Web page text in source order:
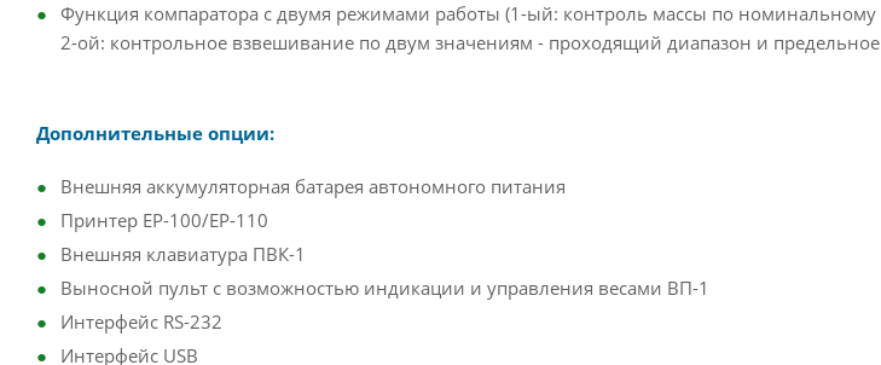
Функция компаратора с двумя режимами работы (1-ый: контроль массы по
2-ой: контрольное взвешивание по двум значениям - проходящий диапазон и предельное
Дополнительные опции:
Внешняя аккумуляторная батарея автономного питания
Принтер EP-100/EP-110
Внешняя клавиатура ПВК-1
Выносной пульт с возможностью индикации и управления весами ВП-1
Интерфейс RS-232
Интерфейс USB